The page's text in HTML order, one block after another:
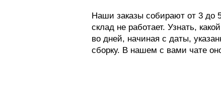
Наши заказы собирают от 3 до
склад не работает. Узнать,
во дней, начиная с даты,
сборку. В нашем с вами чате